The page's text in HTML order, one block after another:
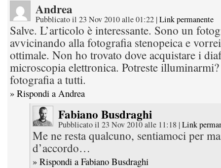
Andrea
Pubblicato il 23 Nov 2010 alle 01:22 |Link permanente
Salve. L’articolo è interessante. Sono un
avvicinando alla fotografia stenopeica e
ottimale. Non ho trovato dove acquistare i
microscopia elettronica. Potreste
fotografia a tutti.
» Rispondi a Andrea
Fabiano Busdraghi
Pubblicato il 23 Nov 2010 alle 11:18 |Link
Me ne resta qualcuno, sentiamoci per
d’accordo…
» Rispondi a Fabiano Busdraghi